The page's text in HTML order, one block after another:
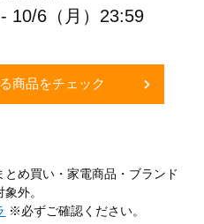
10/6（月）23:59
商品をチェック
め買い・家電商品・ブランド
外。
※必ずご確認ください。